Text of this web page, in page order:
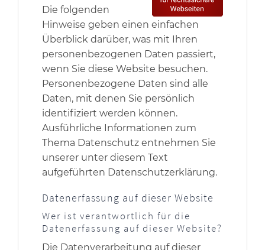
Die folgenden
Hinweise geben einen einfachen
Überblick darüber, was mit Ihren
personenbezogenen Daten passiert,
wenn Sie diese Website besuchen.
Personenbezogene Daten sind alle
Daten, mit denen Sie persönlich
identifiziert werden können.
Ausführliche Informationen zum
Thema Datenschutz entnehmen Sie
unserer unter diesem Text
aufgeführten Datenschutzerklärung.
Datenerfassung auf dieser Website
Wer ist verantwortlich für die
Datenerfassung auf dieser Website?
Die Datenverarbeitung auf dieser